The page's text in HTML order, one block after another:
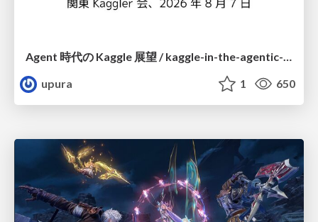
Agent 時代の Kaggle 展望 / kaggle-in-the-agentic-era
upura
1 650